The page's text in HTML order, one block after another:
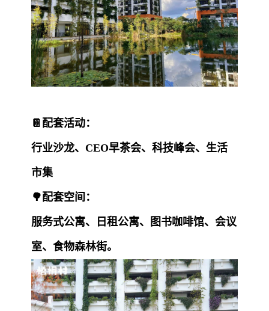
📔配套活动：
行业沙龙、CEO早茶会、科技峰会、生活
市集
🌳配套空间：
服务式公寓、日租公寓、图书咖啡馆、会议
室、食物森林街。